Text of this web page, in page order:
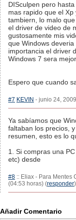
DISculpen pero
mas rapido que el
tambiern, lo malo
el driver de video de
gustosamente mis
que Windows
importancia el driver
Windows 7 sera
Espero que cuando
#7 KEVIN - junio 24,
Ya sabíamos que
faltaban los precios,
resumen, esto es lo
1. Si compras una
etc) desde
#8 :: Eliax - Para Mentes
(04:53 horas) (responder)
Añadir Comentario